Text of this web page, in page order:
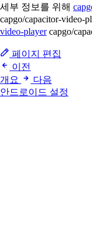
세부 정보를 위해
capgo/capacitor-video-
video-playercapgo/
페이지 편집
이전
개요
다음
안드로이드 설정